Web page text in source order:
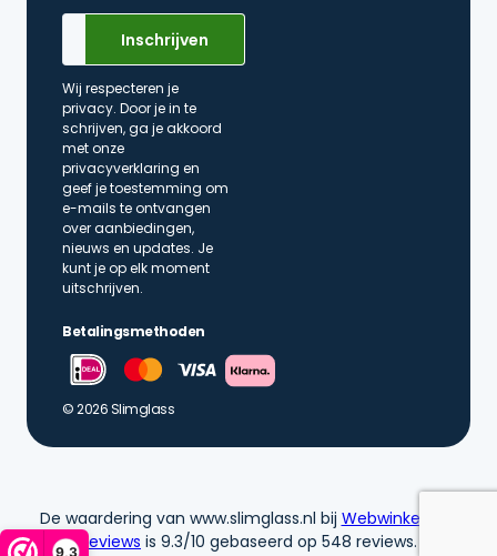
9,3
Wij respecteren je
privacy. Door je in te
schrijven, ga je akkoord
met onze
privacyverklaring en
geef je toestemming om
e-mails te ontvangen
over aanbiedingen,
nieuws en updates. Je
kunt je op elk moment
uitschrijven.
© 2026 Slimglass
Betalingsmethoden
De waardering van www.slimglass.nl bij WebwinkelKeur
Reviews is 9.3/10 gebaseerd op 548 reviews.